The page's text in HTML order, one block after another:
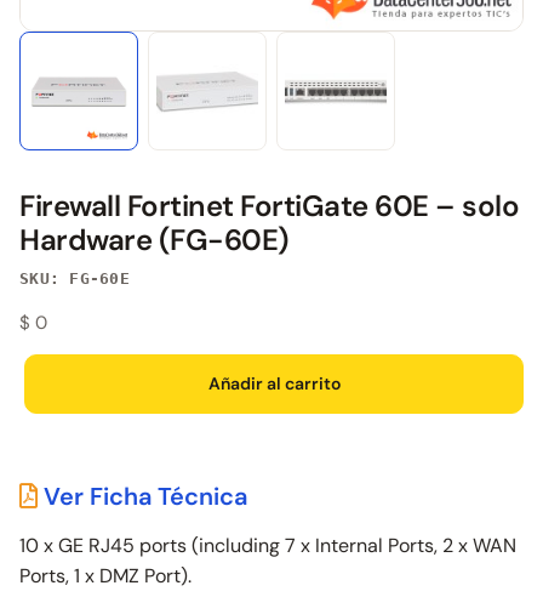
Firewall Fortinet FortiGate 60E – solo
Hardware (FG-60E)
SKU: FG-60E
$ 0
Añadir al carrito
Ver Ficha Técnica
10 x GE RJ45 ports (including 7 x Internal Ports, 2 x WAN
Ports, 1 x DMZ Port).